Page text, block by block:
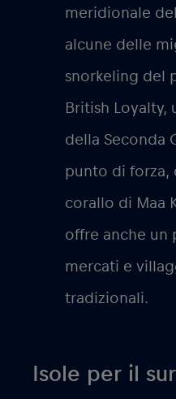
meridionale
alcune delle
snorkeling del
British Loyalty,
della Seconda
punto di forza,
corallo di Maa
offre anche un
mercati e
tradizionali.
Isole per il